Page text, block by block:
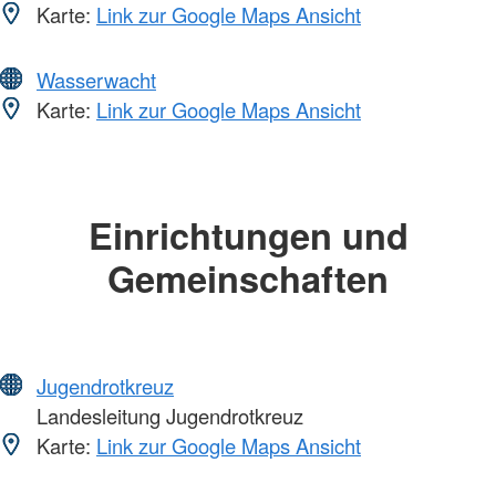
Karte: Link zur Google Maps Ansicht
Wasserwacht
Karte: Link zur Google Maps Ansicht
Einrichtungen und
Gemeinschaften
Jugendrotkreuz
Landesleitung Jugendrotkreuz
Karte: Link zur Google Maps Ansicht